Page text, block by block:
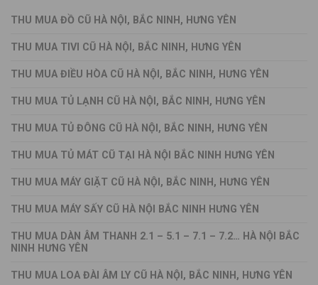
THU MUA ĐỒ CŨ HÀ NỘI, BẮC NINH, HƯNG YÊN
THU MUA TIVI CŨ HÀ NỘI, BẮC NINH, HƯNG YÊN
THU MUA ĐIỀU HÒA CŨ HÀ NỘI, BẮC NINH, HƯNG YÊN
THU MUA TỦ LẠNH CŨ HÀ NỘI, BẮC NINH, HƯNG YÊN
THU MUA TỦ ĐÔNG CŨ HÀ NỘI, BẮC NINH, HƯNG YÊN
THU MUA TỦ MÁT CŨ TẠI HÀ NỘI BẮC NINH HƯNG YÊN
THU MUA MÁY GIẶT CŨ HÀ NỘI, BẮC NINH, HƯNG YÊN
THU MUA MÁY SẤY CŨ HÀ NỘI BẮC NINH HƯNG YÊN
THU MUA DÀN ÂM THANH 2.1 – 5.1 – 7.1 – 7.2… HÀ NỘI BẮC
NINH HƯNG YÊN
THU MUA LOA ĐÀI ÂM LY CŨ HÀ NỘI, BẮC NINH, HƯNG YÊN